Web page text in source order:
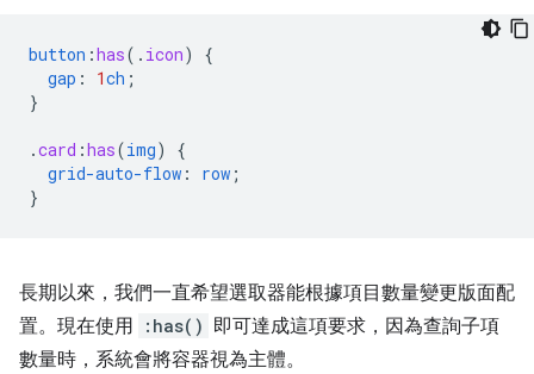
button :has( . icon)
{
gap : 1ch ;
}
.card :has(img)
{
grid-auto-flow : row ;
}
長期以來，我們一直希望選取器能根據項目數量變更版面配
置。現在使用
:has() 即可達成這項要求，因為查詢子項
數量時，系統會將容器視為主體。